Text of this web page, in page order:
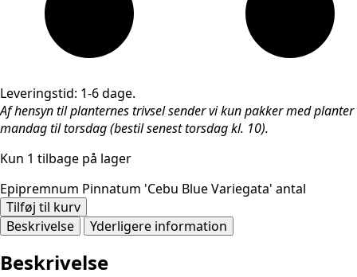
Leveringstid: 1-6 dage.
Af hensyn til planternes trivsel sender vi kun pakker med planter
mandag til torsdag (bestil senest torsdag kl. 10).
Kun 1 tilbage på lager
Epipremnum Pinnatum 'Cebu Blue Variegata' antal
Tilføj til kurv
Beskrivelse
Yderligere information
Beskrivelse